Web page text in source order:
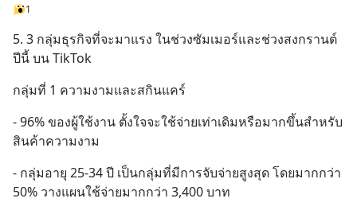
1
5. 3 กลุ่มธุรกิจที่จะมาแรง ในช่วงซัมเมอร์และช่วงสงกรานต์
ปีนี้ บน TikTok
กลุ่มที่ 1 ความงามและสกินแคร์
- 96% ของผู้ใช้งาน ตั้งใจจะใช้จ่ายเท่าเดิมหรือมากขึ้นสำหรับ
สินค้าความงาม
- กลุ่มอายุ 25-34 ปี เป็นกลุ่มที่มีการจับจ่ายสูงสุด โดยมากกว่า
50% วางแผนใช้จ่ายมากกว่า 3,400 บาท